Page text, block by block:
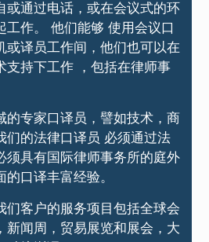
或通过电话，或在会议式的环
工作。 他们能够 使用会议口
或译员工作间，他们也可以在
支持下工作 ，包括在律师事
的专家口译员，譬如技术，商
的法律口译员 必须通过法
须具有国际律师事务所的庭外
口译丰富经验。
们客户的服务项目包括全球会
新闻周，贸易展览和展会，大